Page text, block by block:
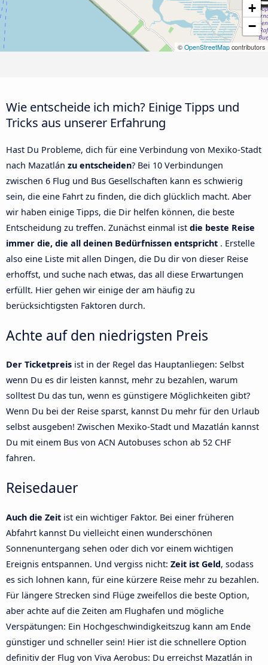
+
−
© OpenStreetMap contributors
Wie entscheide ich mich? Einige Tipps und
Tricks aus unserer Erfahrung
Hast Du Probleme, dich für eine Verbindung von Mexiko-Stadt
nach Mazatlán zu entscheiden? Bei 10 Verbindungen
zwischen 6 Flug und Bus Gesellschaften kann es schwierig
sein, die eine Fahrt zu finden, die dich glücklich macht. Aber
wir haben einige Tipps, die Dir helfen können, die beste
Entscheidung zu treffen. Zunächst einmal ist die beste Reise
immer die, die all deinen Bedürfnissen entspricht . Erstelle
also eine Liste mit allen Dingen, die Du dir von dieser Reise
erhoffst, und suche nach etwas, das all diese Erwartungen
erfüllt. Hier gehen wir einige der am häufig zu
berücksichtigsten Faktoren durch.
Achte auf den niedrigsten Preis
Der Ticketpreis ist in der Regel das Hauptanliegen: Selbst
wenn Du es dir leisten kannst, mehr zu bezahlen, warum
solltest Du das tun, wenn es günstigere Möglichkeiten gibt?
Wenn Du bei der Reise sparst, kannst Du mehr für den Urlaub
selbst ausgeben! Zwischen Mexiko-Stadt und Mazatlán kannst
Du mit einem Bus von ACN Autobuses schon ab 52 CHF
fahren.
Reisedauer
Auch die Zeit ist ein wichtiger Faktor. Bei einer früheren
Abfahrt kannst Du vielleicht einen wunderschönen
Sonnenuntergang sehen oder dich vor einem wichtigen
Ereignis entspannen. Und vergiss nicht: Zeit ist Geld, sodass
es sich lohnen kann, für eine kürzere Reise mehr zu bezahlen.
Für längere Strecken sind Flüge zweifellos die beste Option,
aber achte auf die Zeiten am Flughafen und mögliche
Verspätungen: Ein Hochgeschwindigkeitszug kann am Ende
günstiger und schneller sein! Hier ist die schnellere Option
definitiv der Flug von Viva Aerobus: Du erreichst Mazatlán in